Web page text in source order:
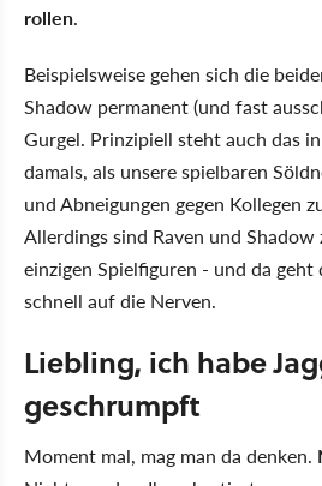
rollen.
Beispielsweise gehen sich die
Shadow permanent (und fast
Gurgel. Prinzipiell steht auch das
damals, als unsere spielbaren
und Abneigungen gegen Kollegen
Allerdings sind Raven und Shadow
einzigen Spielfiguren - und da geht
schnell auf die Nerven.
Liebling, ich habe
geschrumpft
Moment mal, mag man da denken.